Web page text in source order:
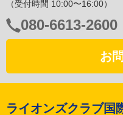
（受付時間 10:00〜16:00）
電
話
号：
080-6613-2600
お
ライオンズクラブ国